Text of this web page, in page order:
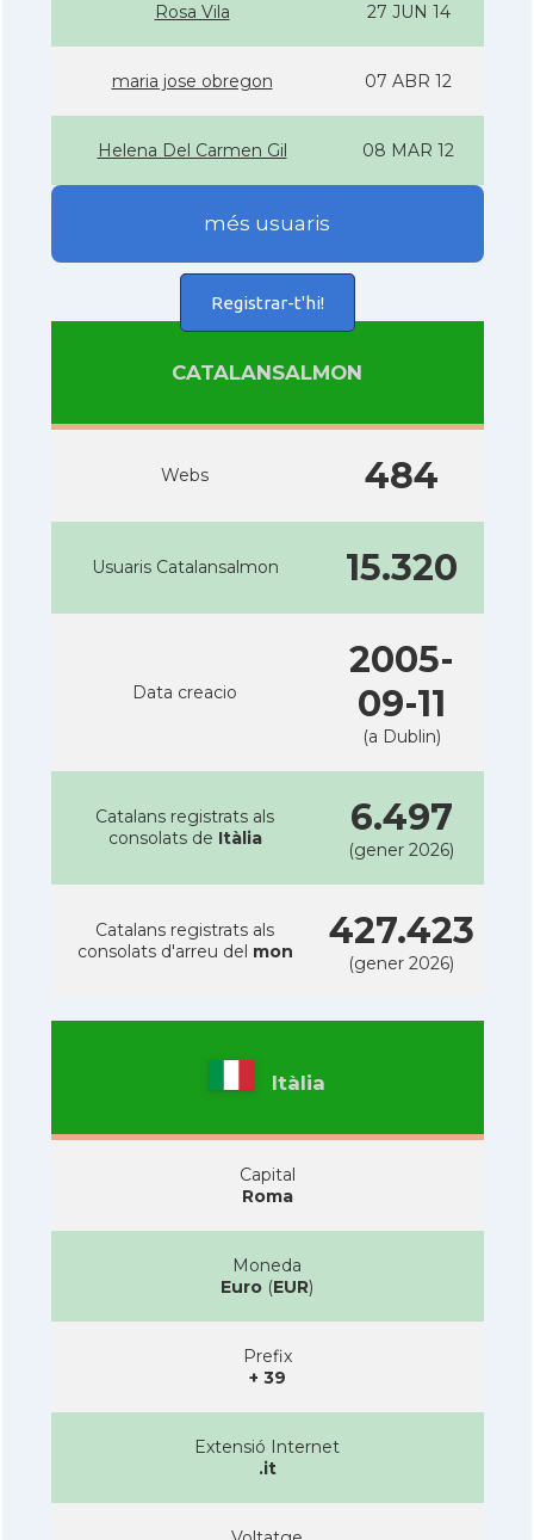
Rosa Vila 27 JUN 14
maria jose obregon 07 ABR 12
Helena Del Carmen Gil 08 MAR 12
més usuaris
Registrar-t'hi!
CATALANSALMON
Webs 484
Usuaris Catalansalmon 15.320
Data creacio
2005-
09-11
(a Dublin)
Catalans registrats als
consolats de Itàlia 6.497
(gener 2026)
Catalans registrats als
consolats d'arreu del mon 427.423
(gener 2026)
Itàlia
Capital
Roma
Moneda
Euro (EUR)
Prefix
+ 39
Extensió Internet
.it